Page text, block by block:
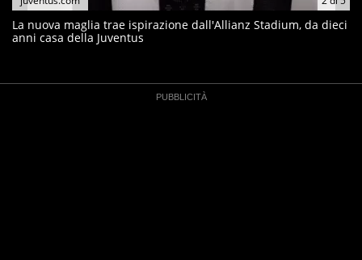
La nuova maglia trae ispirazione dall'Allianz Stadium, da dieci
anni casa della Juventus